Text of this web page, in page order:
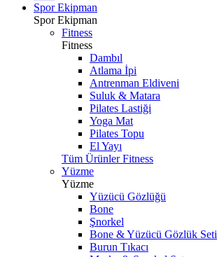
Spor Ekipman
Spor Ekipman
Fitness
Fitness
Dambıl
Atlama İpi
Antrenman Eldiveni
Suluk & Matara
Pilates Lastiği
Yoga Mat
Pilates Topu
El Yayı
Tüm Ürünler Fitness
Yüzme
Yüzme
Yüzücü Gözlüğü
Bone
Şnorkel
Bone & Yüzücü Gözlük Seti
Burun Tıkacı